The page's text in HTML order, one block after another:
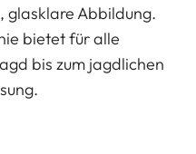
glasklare Abbildung.
bietet für alle
bis zum jagdlichen